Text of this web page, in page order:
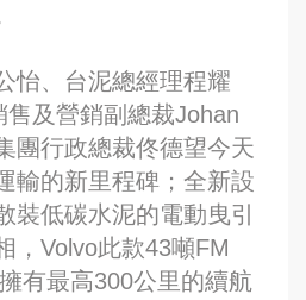
怡、台泥總經理程耀
售及營銷副總裁Johan
團行政總裁佟德望今天
輸的新里程碑；全新設
裝低碳水泥的電動曳引
，Volvo此款43噸FM
有最高300公里的續航